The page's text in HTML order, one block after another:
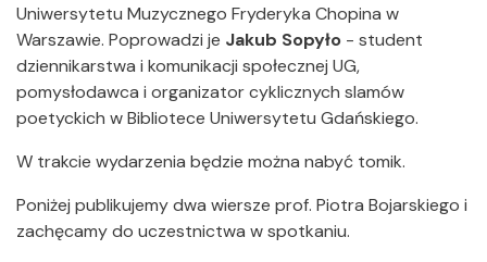
Uniwersytetu Muzycznego Fryderyka Chopina w
Warszawie. Poprowadzi je Jakub Sopyło - student
dziennikarstwa i komunikacji społecznej UG,
pomysłodawca i organizator cyklicznych slamów
poetyckich w Bibliotece Uniwersytetu Gdańskiego.
W trakcie wydarzenia będzie można nabyć tomik.
Poniżej publikujemy dwa wiersze prof. Piotra Bojarskiego i
zachęcamy do uczestnictwa w spotkaniu.